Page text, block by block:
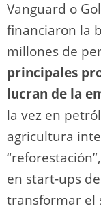
Vanguard o
financiaron la
millones de
principales
lucran de la
la vez en
agricultura
en start-ups
transformar el